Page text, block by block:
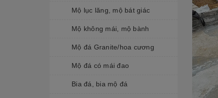
Mộ lục lăng, mộ bát giác
Mộ không mái, mộ bành
Mộ đá Granite/hoa cương
Mộ đá có mái đao
Bia đá, bia mộ đá